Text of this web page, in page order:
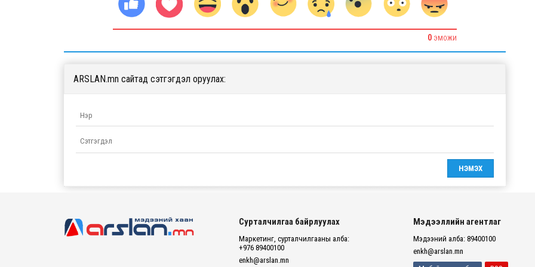
0 ЭМОЖИ
ARSLAN.mn сайтад сэтгэгдэл оруулах:
Сурталчилгаа байрлуулах
Маркетинг, сурталчилгааны алба:
+976 89400100
enkh@arslan.mn
Мэдээллийн агентлаг
Мэдээний алба: 89400100
enkh@arslan.mn